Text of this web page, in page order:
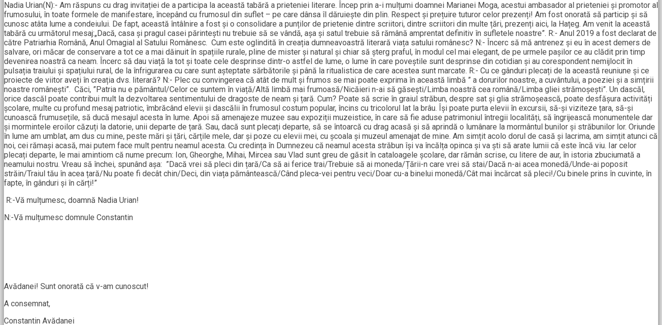
Nadia Urian(N):- Am răspuns cu drag invitației de a participa la această tabără a prieteniei literare. Încep prin a-i mulțumi doamnei Marianei Moga, acestui ambasador al prieteniei și promotor al
frumosului, în toate formele de manifestare, începând cu frumosul din suflet – pe care dânsa îl dăruiește din plin. Respect și prețuire tuturor celor prezenți! Am fost onorată să particip și să
cunosc atâta lume a condeiului. De fapt, această întâlnire a fost și o consolidare a punților de prietenie dintre scriitori, dintre scriitori din multe țări, prezenți aici, la Hațeg. Am venit la această
tabără cu următorul mesaj:„Dacă, casa și pragul casei părintești nu trebuie să se vândă, așa și satul trebuie să rămână amprentat definitiv în sufletele noastre”. R:- Anul 2019 a fost declarat de
către Patriarhia Română, Anul Omagial al Satului Românesc. Cum este oglindită în creația dumneavoastră literară viața satului românesc? N:- Încerc să mă antrenez și eu în acest demers de
salvare, ori măcar de conservare a tot ce a mai dăinuit în spațiile rurale, pline de mister și natural și chiar să șterg praful, în modul cel mai elegant, de pe urmele pașilor ce au clădit prin timp
devenirea noastră ca neam. Încerc să dau viață la tot și toate cele desprinse dintr-o astfel de lume, o lume în care poveștile sunt desprinse din cotidian și au corespondent nemijlocit în
pulsația traiului și spațiului rural, de la înfrigurarea cu care sunt așteptate sărbătorile și până la ritualistica de care acestea sunt marcate. R:- Cu ce gânduri plecați de la această reuniune și ce
proiecte de viitor aveți în creația dvs. literară? N:- Plec cu convingerea că atât de mult și frumos se mai poate exprima în această limbă ” a dorurilor noastre, a cuvântului, a poeziei și a simțirii
noastre românești”. Căci, ”Patria nu e pământul/Celor ce suntem în viață/Altă limbă mai frumoasă/Nicăieri n-ai să găsești/Limba noastră cea română/Limba gliei strămoșești”. Un dascăl,
orice dascăl poate contribui mult la dezvoltarea sentimentului de dragoste de neam și țară. Cum? Poate să scrie în graiul străbun, despre sat și glia strămoșească, poate desfășura activități
școlare, multe cu profund mesaj patriotic, îmbrăcând elevii și dascălii în frumosul costum popular, încins cu tricolorul lat la brâu. Își poate purta elevii în excursii, să-și viziteze țara, să-și
cunoască frumusețile, să ducă mesajul acesta în lume. Apoi să amenajeze muzee sau expoziții muzeistice, în care să fie aduse patrimoniul întregii localități, să îngrijească monumentele dar
și mormintele eroilor căzuți la datorie, unii departe de țară. Sau, dacă sunt plecați departe, să se întoarcă cu drag acasă și să aprindă o lumânare la mormântul bunilor și străbunilor lor. Oriunde
în lume am umblat, am dus cu mine, peste mări și țări, cărțile mele, dar și poze cu elevii mei, cu școala și muzeul amenajat de mine. Am simțit acolo dorul de casă și lacrima, am simțit atunci că
noi, cei rămași acasă, mai putem face mult pentru neamul acesta. Cu credința în Dumnezeu că neamul acesta străbun își va încălța opinca și va ști să arate lumii că este încă viu. Iar celor
plecați departe, le mai amintiom că nume precum: Ion, Gheorghe, Mihai, Mircea sau Vlad sunt greu de găsit în cataloagele școlare, dar rămân scrise, cu litere de aur, în istoria zbuciumată a
neamului nostru. Vreau să închei, spunând așa: ”Dacă vrei să pleci din țară/Ca să ai ferice trai/Trebuie să ai moneda/Țării-n care vrei să stai/Dacă n-ai acea monedă/Unde-ai poposit
străin/Traiul tău în acea țară/Nu poate fi decât chin/Deci, din viața pământească/Când pleca-vei pentru veci/Doar cu-a binelui monedă/Cât mai încărcat să pleci!/Cu binele prins în cuvinte, în
fapte, în gânduri și în cărți!”
R:-Vă mulțumesc, doamnă Nadia Urian!
N:-Vă mulțumesc domnule Constantin
Avădanei! Sunt onorată că v-am cunoscut!
A consemnat,
Constantin Avădanei